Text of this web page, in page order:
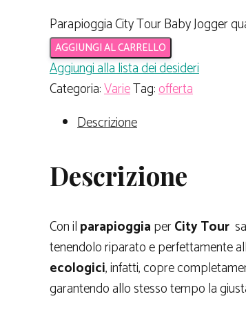
Parapioggia City Tour Baby Jogger
AGGIUNGI AL CARRELLO
Aggiungi alla lista dei desideri
Categoria:VarieTag:offerta
Descrizione
Descrizione
Con ilparapioggiaperCity Tour
tenendolo riparato e perfettamente
ecologici, infatti, copre
garantendo allo stesso tempo la